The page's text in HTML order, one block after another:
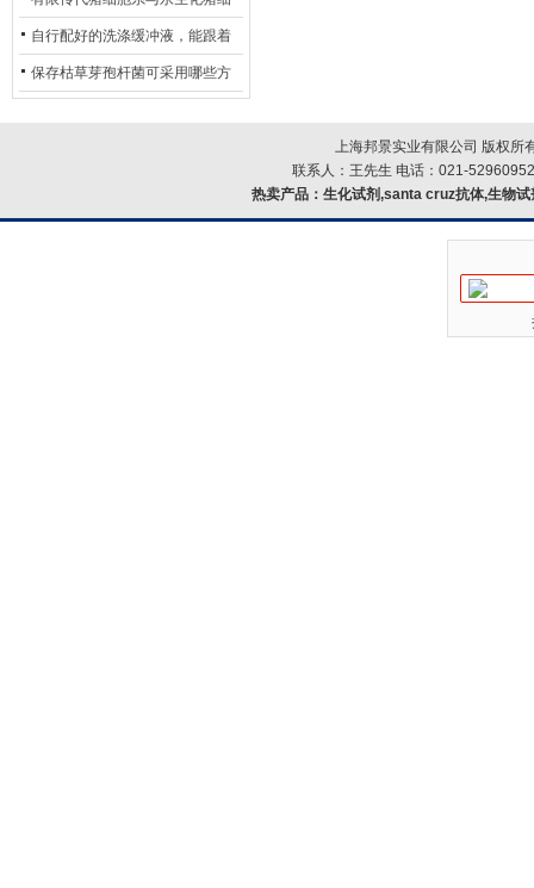
主要诱因
胞系，二者在增殖存活周期上有
什么区别？
自行配好的洗涤缓冲液，能跟着
试剂盒原装干粉放一处储存吗？
保存枯草芽孢杆菌可采用哪些方
上海邦景实业有限公司 版权所
联系人：王先生 电话：021-
热卖产品： 生化试剂,santa cruz抗体,生物